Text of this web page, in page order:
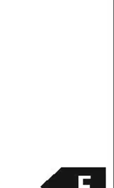
100 €:n tilauksille
tai
tuotteita.